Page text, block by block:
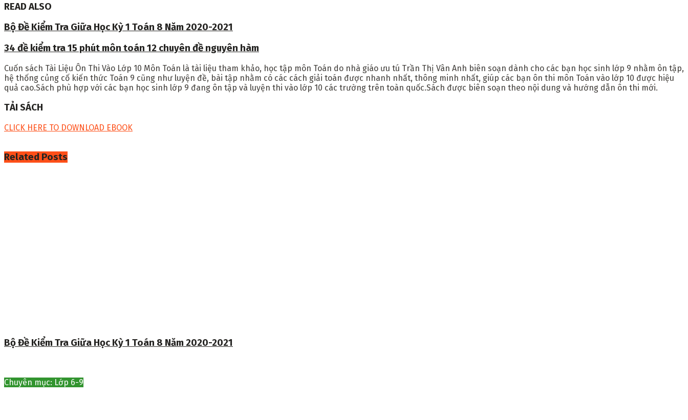
READ ALSO
Bộ Đề Kiểm Tra Giữa Học Kỳ 1 Toán 8 Năm 2020-2021
34 đề kiểm tra 15 phút môn toán 12 chuyên đề nguyên hàm
Cuốn sách Tài Liệu Ôn Thi Vào Lớp 10 Môn Toán là tài liệu tham khảo, học tập môn Toán do nhà giáo ưu tú Trần Thị Vân Anh biên soạn dành cho các bạn học sinh lớp 9 nhằm ôn tập,
hệ thống củng cố kiến thức Toán 9 cũng như luyện đề, bài tập nhằm có các cách giải toán được nhanh nhất, thông minh nhất, giúp các bạn ôn thi môn Toán vào lớp 10 được hiệu
quả cao.Sách phù hợp với các bạn học sinh lớp 9 đang ôn tập và luyện thi vào lớp 10 các trường trên toàn quốc.Sách được biên soạn theo nội dung và hướng dẫn ôn thi mới.
TẢI SÁCH
CLICK HERE TO DOWNLOAD EBOOK
Related Posts
Bộ Đề Kiểm Tra Giữa Học Kỳ 1 Toán 8 Năm 2020-2021
Chuyên mục: Lớp 6-9